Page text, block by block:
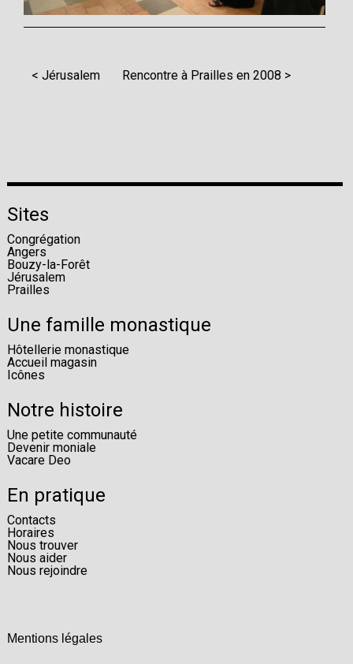
< Jérusalem Rencontre à Prailles en 2008 >
Sites
Congrégation
Angers
Bouzy-la-Forêt
Jérusalem
Prailles
Une famille monastique
Hôtellerie monastique
Accueil magasin
Icônes
Notre histoire
Une petite communauté
Devenir moniale
Vacare Deo
En pratique
Contacts
Horaires
Nous trouver
Nous aider
Nous rejoindre
Mentions légales